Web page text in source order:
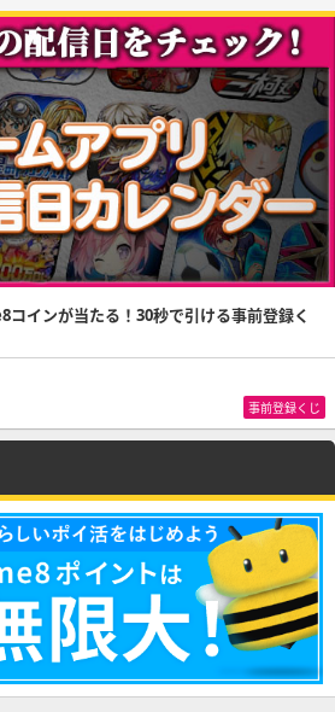
コインが当たる！30秒で引ける事前登録く
事前登録くじ